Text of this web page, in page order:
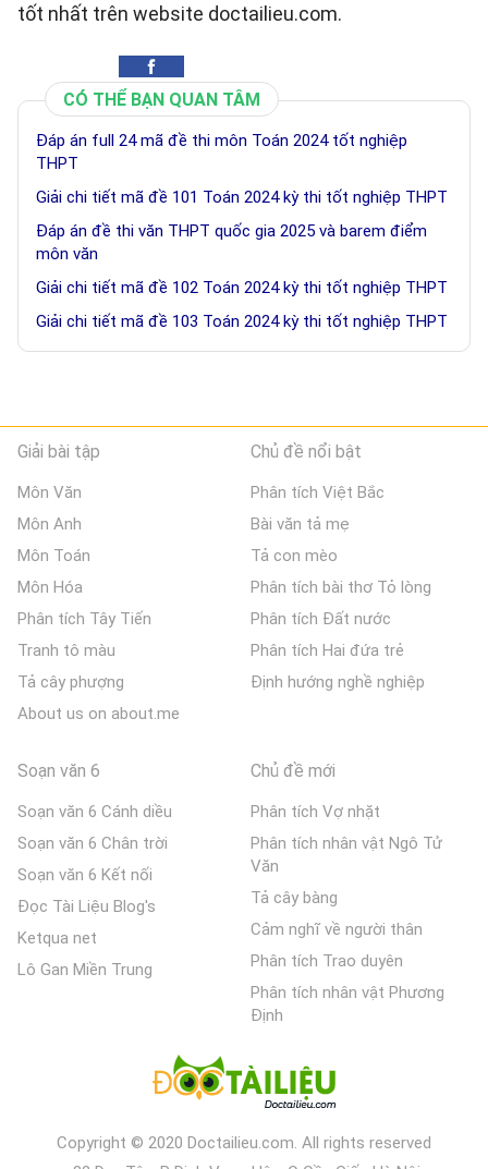
tốt nhất trên website doctailieu.com.
CÓ THỂ BẠN QUAN TÂM
Đáp án full 24 mã đề thi môn Toán 2024 tốt nghiệp
THPT
Giải chi tiết mã đề 101 Toán 2024 kỳ thi tốt nghiệp THPT
Đáp án đề thi văn THPT quốc gia 2025 và barem điểm
môn văn
Giải chi tiết mã đề 102 Toán 2024 kỳ thi tốt nghiệp THPT
Giải chi tiết mã đề 103 Toán 2024 kỳ thi tốt nghiệp THPT
Giải bài tập
Môn Văn
Môn Anh
Môn Toán
Môn Hóa
Phân tích Tây Tiến
Tranh tô màu
Tả cây phượng
About us on about.me
Chủ đề nổi bật
Phân tích Việt Bắc
Bài văn tả mẹ
Tả con mèo
Phân tích bài thơ Tỏ lòng
Phân tích Đất nước
Phân tích Hai đứa trẻ
Định hướng nghề nghiệp
Soạn văn 6
Soạn văn 6 Cánh diều
Soạn văn 6 Chân trời
Soạn văn 6 Kết nối
Đọc Tài Liệu Blog's
Ketqua net
Lô Gan Miền Trung
Chủ đề mới
Phân tích Vợ nhặt
Phân tích nhân vật Ngô Tử
Văn
Tả cây bàng
Cảm nghĩ về người thân
Phân tích Trao duyên
Phân tích nhân vật Phương
Định
Copyright © 2020 Doctailieu.com. All rights reserved